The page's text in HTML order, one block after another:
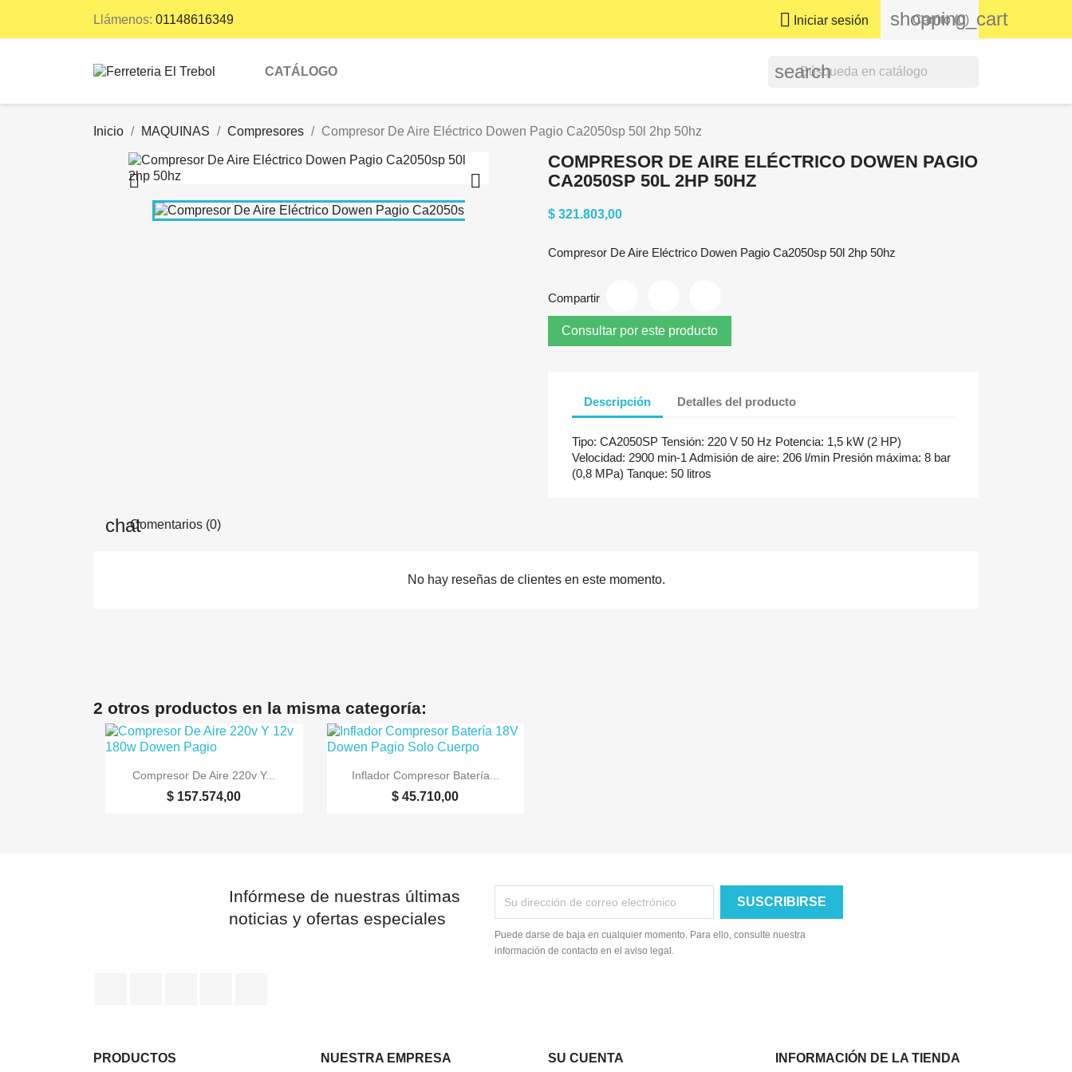
Llámenos: 01148616349  Iniciar sesión shopping_cart
Carrito (0)
CATÁLOGO search
Inicio MAQUINAS Compresores Compresor De Aire Eléctrico Dowen Pagio Ca2050sp 50l 2hp 50hz
 
COMPRESOR DE AIRE ELÉCTRICO DOWEN PAGIO
CA2050SP 50L 2HP 50HZ
$ 321.803,00
Compresor De Aire Eléctrico Dowen Pagio Ca2050sp 50l 2hp 50hz
Compartir
Consultar por este producto
Descripción Detalles del producto
Tipo: CA2050SP Tensión: 220 V 50 Hz Potencia: 1,5 kW (2 HP)
Velocidad: 2900 min-1 Admisión de aire: 206 l/min Presión máxima: 8 bar
(0,8 MPa) Tanque: 50 litros
Comentarios (0)
No hay reseñas de clientes en este momento.
2 otros productos en la misma categoría:
 Vista rápida
Compresor De Aire 220v Y...
$ 157.574,00
 Vista rápida
Inflador Compresor Batería...
$ 45.710,00
Infórmese de nuestras últimas
noticias y ofertas especiales
Puede darse de baja en cualquier momento. Para ello, consulte nuestra
información de contacto en el aviso legal.
PRODUCTOS NUESTRA EMPRESA SU CUENTA INFORMACIÓN DE LA TIENDA